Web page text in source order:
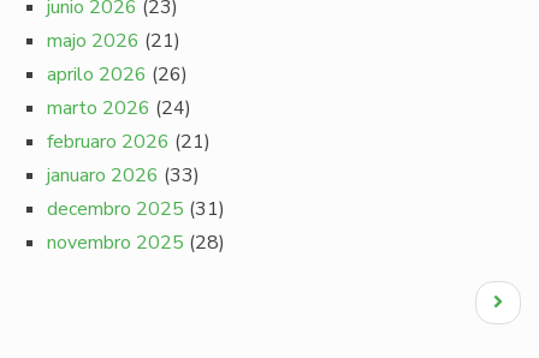
junio 2026 (23)
majo 2026 (21)
aprilo 2026 (26)
marto 2026 (24)
februaro 2026 (21)
januaro 2026 (33)
decembro 2025 (31)
novembro 2025 (28)
Next
page